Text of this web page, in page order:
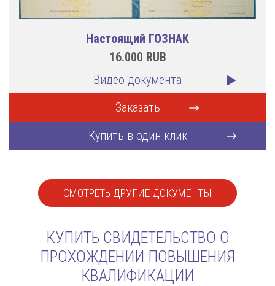
Настоящий ГОЗНАК
16.000 RUB
Видео документа
Заказать
Купить в один клик
СМОТРЕТЬ ДРУГИЕ ДОКУМЕНТЫ
КУПИТЬ СВИДЕТЕЛЬСТВО О
ПРОХОЖДЕНИИ ПОВЫШЕНИЯ
КВАЛИФИКАЦИИ